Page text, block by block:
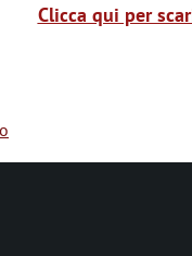
Clicca qui per